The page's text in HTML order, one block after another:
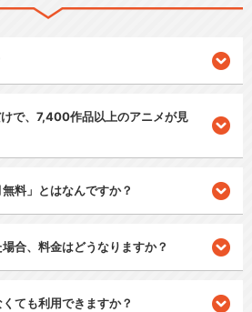
で、7,400作品以上のアニメが見
料」とはなんですか？
合、料金はどうなりますか？
ても利用できますか？